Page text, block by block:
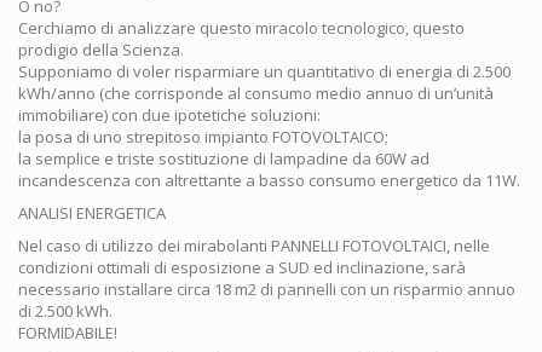
O no?
Cerchiamo di analizzare questo miracolo tecnologico, questo
prodigio della Scienza.
Supponiamo di voler risparmiare un quantitativo di energia di 2.500
kWh/anno (che corrisponde al consumo medio annuo di un’unità
immobiliare) con due ipotetiche soluzioni:
la posa di uno strepitoso impianto FOTOVOLTAICO;
la semplice e triste sostituzione di lampadine da 60W ad
incandescenza con altrettante a basso consumo energetico da 11W.
ANALISI ENERGETICA
Nel caso di utilizzo dei mirabolanti PANNELLI FOTOVOLTAICI, nelle
condizioni ottimali di esposizione a SUD ed inclinazione, sarà
necessario installare circa 18 m2 di pannelli con un risparmio annuo
di 2.500 kWh.
FORMIDABILE!